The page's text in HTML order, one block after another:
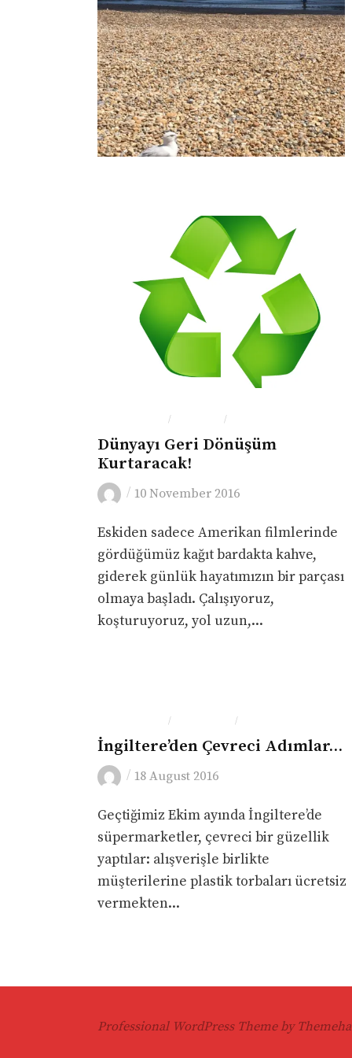
/ /
Dünyayı Geri Dönüşüm
Kurtaracak!
/ 10 November 2016
Eskiden sadece Amerikan filmlerinde
gördüğümüz kağıt bardakta kahve,
giderek günlük hayatımızın bir parçası
olmaya başladı. Çalışıyoruz,
koşturuyoruz, yol uzun,...
/ /
İngiltere’den Çevreci Adımlar…
/ 18 August 2016
Geçtiğimiz Ekim ayında İngiltere’de
süpermarketler, çevreci bir güzellik
yaptılar: alışverişle birlikte
müşterilerine plastik torbaları ücretsiz
vermekten...
Professional WordPress Theme by